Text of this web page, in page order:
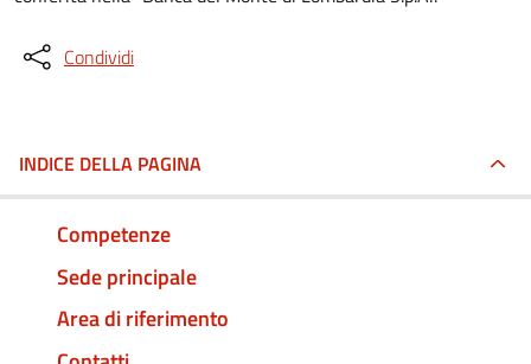
Condividi
INDICE DELLA PAGINA
Competenze
Sede principale
Area di riferimento